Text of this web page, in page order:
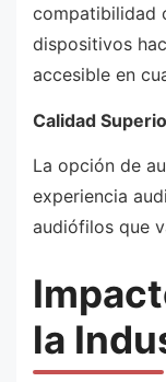
compatibilidad
dispositivos
accesible en
Calidad
La opción de
experiencia
audiófilos que
la